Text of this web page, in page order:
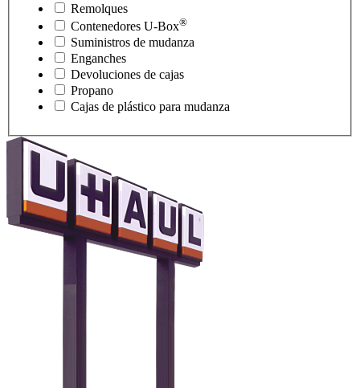
Remolques
Contenedores U-Box®
Suministros de mudanza
Enganches
Devoluciones de cajas
Propano
Cajas de plástico para mudanza